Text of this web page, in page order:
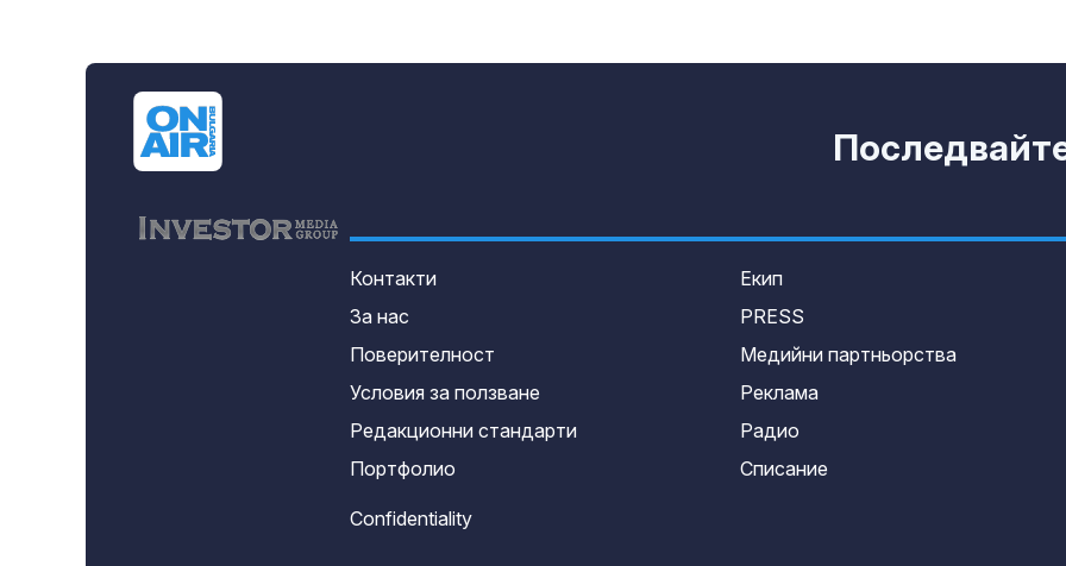
Контакти
За нас
Поверителност
Условия за ползване
Редакционни стандарти
Портфолио
Екип
PRESS
Медийни партньорства
Реклама
Радио
Списание
Confidentiality